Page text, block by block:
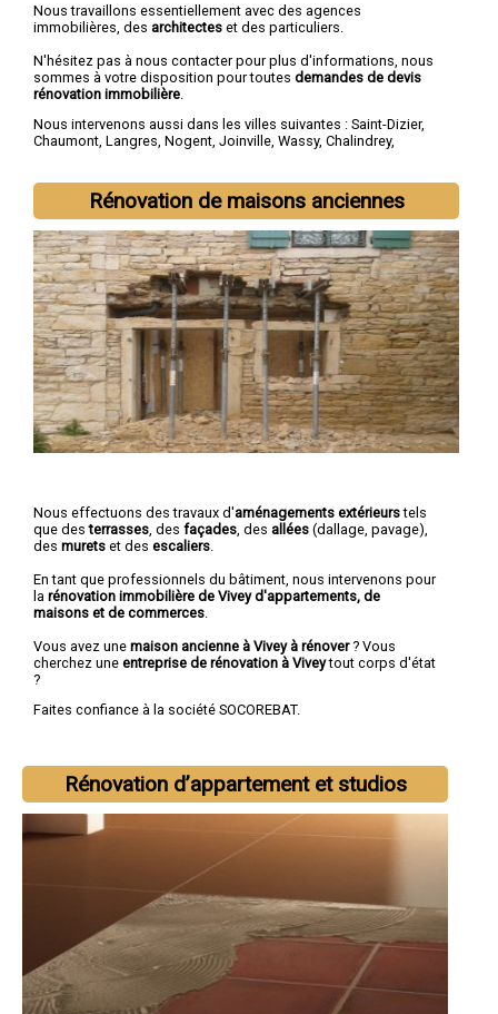
Nous travaillons essentiellement avec des agences
immobilières, des architectes et des particuliers.
N'hésitez pas à nous contacter pour plus d'informations, nous
sommes à votre disposition pour toutes demandes de devis
rénovation immobilière
Nous intervenons aussi dans les villes suivantes : Saint-Dizier,
Chaumont, Langres, Nogent, Joinville, Wassy, Chalindrey,
Rénovation de maisons anciennes
Nous effectuons des travaux d'aménagements extérieurstels
que desterrasses , des façades , des allées (dallage, pavage),
des murets et des escaliers
En tant que professionnels du bâtiment, nous intervenons pour
la rénovation immobilière de Vivey d'appartements, de
maisons et de commerces
Vous avez une maison ancienne à Vivey à rénover? Vous
cherchez une entreprise de rénovation à Viveytout corps d'état
?
Faites confiance à la société SOCOREBAT.
Rénovation d’appartement et studios